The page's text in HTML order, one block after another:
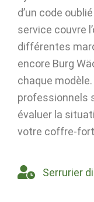
d’un code
service couvre
différentes
encore Burg
chaque
professionnels
évaluer la
votre coffre-
Serrurier